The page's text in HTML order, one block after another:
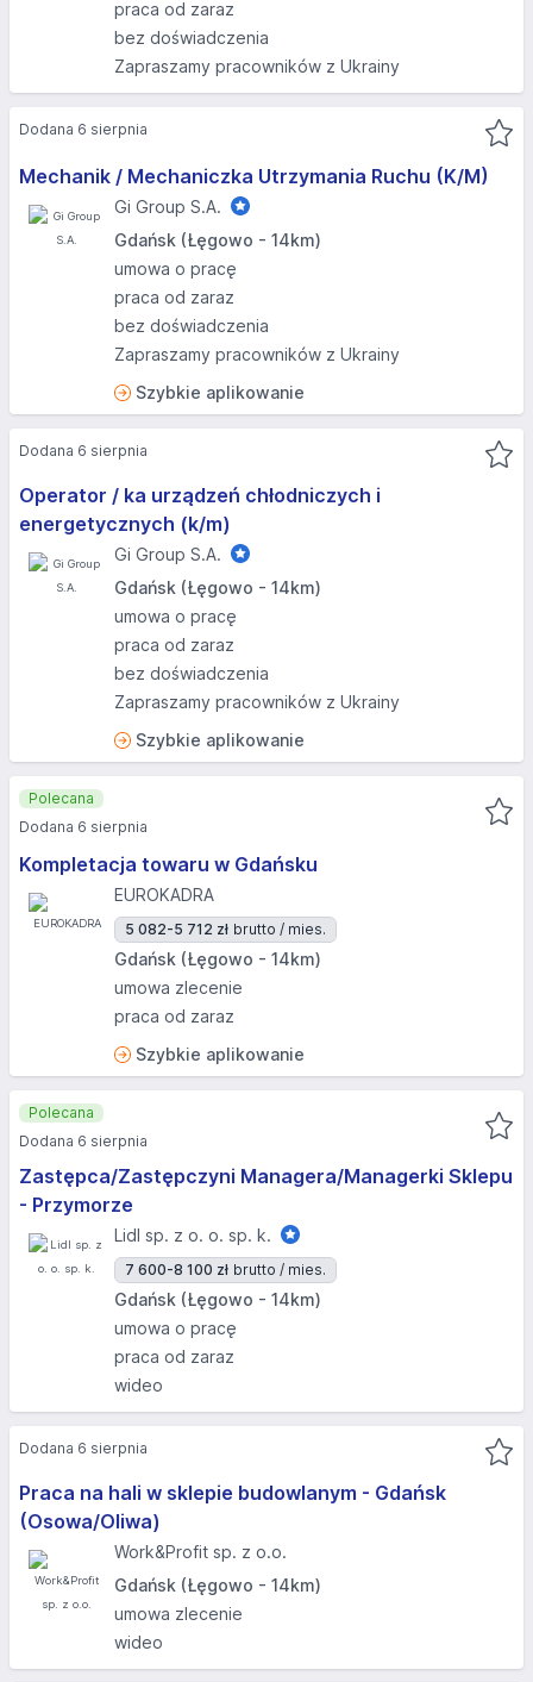
praca od zaraz
bez doświadczenia
Zapraszamy pracowników z Ukrainy
Mechanik / Mechaniczka Utrzymania Ruchu (K/M)
Gi Group S.A.
Gdańsk (Łęgowo - 14km)
umowa o pracę
praca od zaraz
bez doświadczenia
Zapraszamy pracowników z Ukrainy
Szybkie aplikowanie
Dodana 6 sierpnia
Operator / ka urządzeń chłodniczych i
energetycznych (k/m)
Gi Group S.A.
Gdańsk (Łęgowo - 14km)
umowa o pracę
praca od zaraz
bez doświadczenia
Zapraszamy pracowników z Ukrainy
Szybkie aplikowanie
Dodana 6 sierpnia
Kompletacja towaru w Gdańsku
EUROKADRA
5 082-5 712 zł brutto / mies.
Gdańsk (Łęgowo - 14km)
umowa zlecenie
praca od zaraz
Szybkie aplikowanie
Polecana
Dodana 6 sierpnia
Zastępca/Zastępczyni Managera/Managerki Sklepu
- Przymorze
Lidl sp. z o. o. sp. k.
7 600-8 100 zł brutto / mies.
Gdańsk (Łęgowo - 14km)
umowa o pracę
praca od zaraz
wideo
Polecana
Dodana 6 sierpnia
Praca na hali w sklepie budowlanym - Gdańsk
(Osowa/Oliwa)
Work&Profit sp. z o.o.
Gdańsk (Łęgowo - 14km)
umowa zlecenie
wideo
Dodana 6 sierpnia